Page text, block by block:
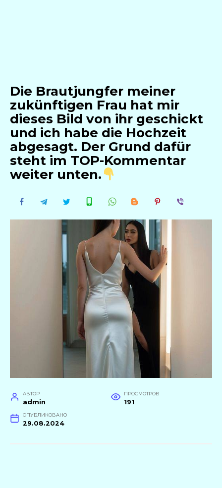
Die Brautjungfer meiner
zukünftigen Frau hat mir
dieses Bild von ihr geschickt
und ich habe die Hochzeit
abgesagt. Der Grund dafür
steht im TOP-Kommentar
weiter unten.
АВТОР
admin
ПРОСМОТРОВ
191
ОПУБЛИКОВАНО
29.08.2024